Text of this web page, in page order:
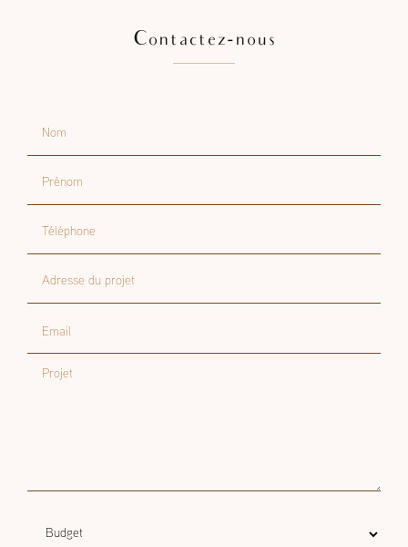
Contactez-nous
Nom
Prénom
Téléphone
Adresse du projet
Email
Projet
Budget
Budget estimatif